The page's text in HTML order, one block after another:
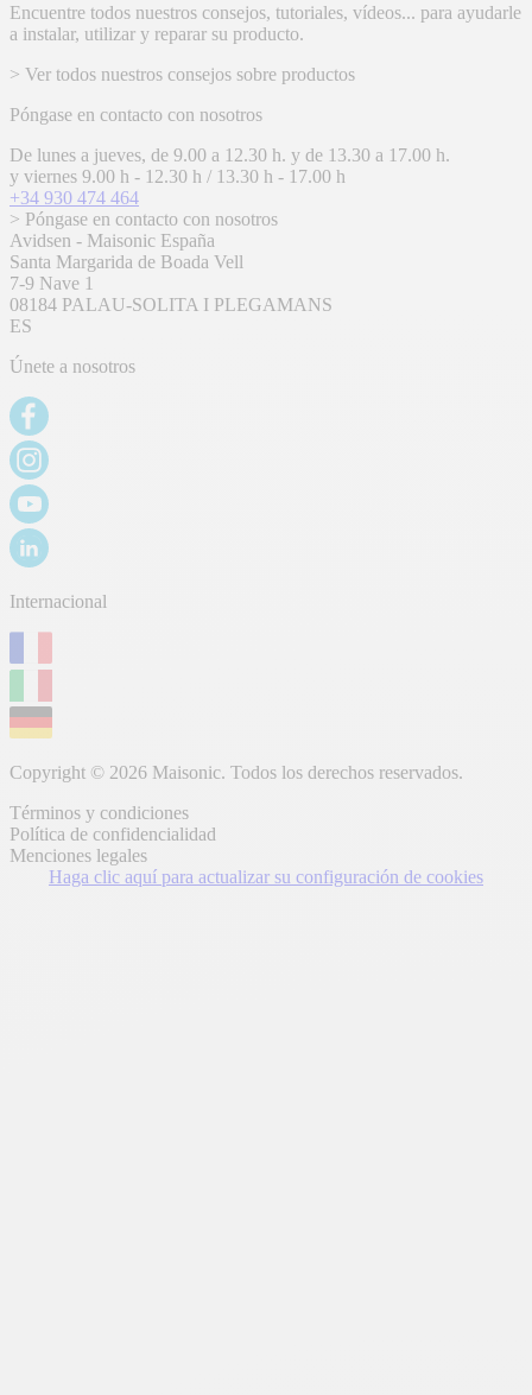
Encuentre todos nuestros consejos, tutoriales, vídeos... para ayudarle
a instalar, utilizar y reparar su producto.
> Ver todos nuestros consejos sobre productos
Póngase en contacto con nosotros
De lunes a jueves, de 9.00 a 12.30 h. y de 13.30 a 17.00 h.
y viernes 9.00 h - 12.30 h / 13.30 h - 17.00 h
+34 930 474 464
> Póngase en contacto con nosotros
Avidsen - Maisonic España
Santa Margarida de Boada Vell
7-9 Nave 1
08184 PALAU-SOLITA I PLEGAMANS
ES
Únete a nosotros
Internacional
Copyright © 2026 Maisonic. Todos los derechos reservados.
Términos y condiciones
Política de confidencialidad
Menciones legales
Haga clic aquí para actualizar su configuración de cookies